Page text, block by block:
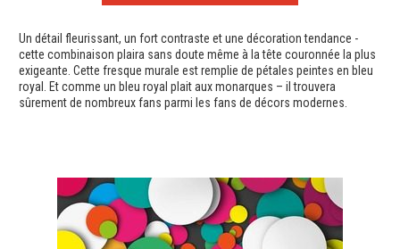
Un détail fleurissant, un fort contraste et une décoration tendance -
cette combinaison plaira sans doute même à la tête couronnée la plus
exigeante. Cette fresque murale est remplie de pétales peintes en bleu
royal. Et comme un bleu royal plait aux monarques – il trouvera
sûrement de nombreux fans parmi les fans de décors modernes.